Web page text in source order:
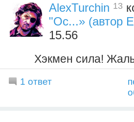
AlexTurchin 13
"Ос...» (автор
15.56
Хэкмен сила!
1 ответ